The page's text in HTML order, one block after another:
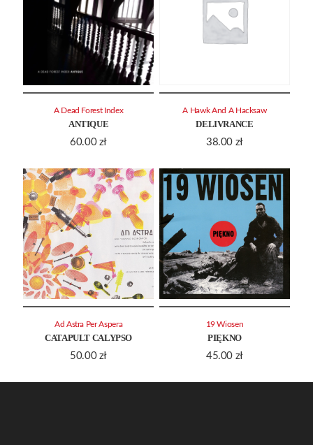
ANTIQUE
60.00 zł
A Dead Forest Index
DELIVRANCE
38.00 zł
A Hawk And A Hacksaw
CATAPULT CALYPSO
50.00 zł
Ad Astra Per Aspera
PIĘKNO
45.00 zł
19 Wiosen